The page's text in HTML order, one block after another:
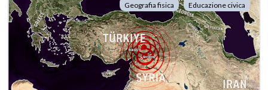
Geografia fisica Educazione civica